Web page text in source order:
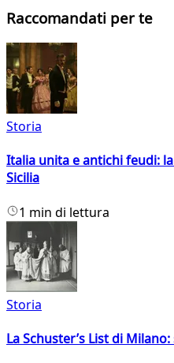
Raccomandati per te
Storia
Italia unita e antichi feudi:
Sicilia
1 min di lettura
Storia
La Schuster’s List di